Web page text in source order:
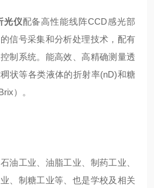
光仪配备高性能线阵CCD感光部
信号采集和分析处理技术，配有
制系统。能高效、高精确测量透
状等各类液体的折射率(nD)和糖
）。
油工业、油脂工业、制药工业、
、制糖工业等、也是学校及相关